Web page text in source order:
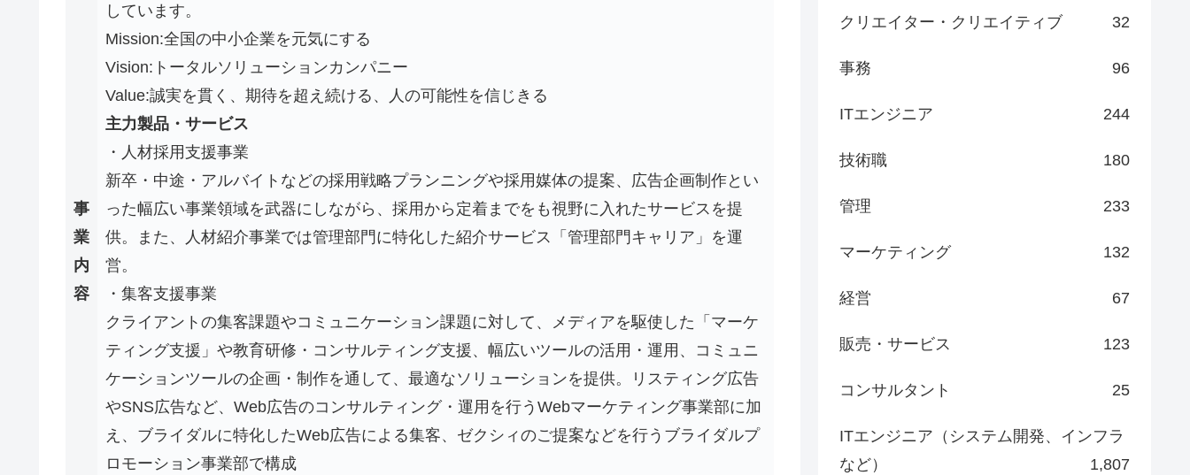
事
業
内
容
しています。
Mission:全国の中小企業を元気にする
Vision:トータルソリューションカンパニー
Value:誠実を貫く、期待を超え続ける、人の可能性を信じきる
主力製品・サービス
・人材採用支援事業
新卒・中途・アルバイトなどの採用戦略プランニングや採用媒体の提案、広告企画制作とい
った幅広い事業領域を武器にしながら、採用から定着までをも視野に入れたサービスを提
供。また、人材紹介事業では管理部門に特化した紹介サービス「管理部門キャリア」を運
営。
・集客支援事業
クライアントの集客課題やコミュニケーション課題に対して、メディアを駆使した「マーケ
ティング支援」や教育研修・コンサルティング支援、幅広いツールの活用・運用、コミュニ
ケーションツールの企画・制作を通して、最適なソリューションを提供。リスティング広告
やSNS広告など、Web広告のコンサルティング・運用を行うWebマーケティング事業部に加
え、ブライダルに特化したWeb広告による集客、ゼクシィのご提案などを行うブライダルプ
ロモーション事業部で構成
クリエイター・クリエイティブ 32
事務 96
ITエンジニア 244
技術職 180
管理 233
マーケティング 132
経営 67
販売・サービス 123
コンサルタント 25
ITエンジニア（システム開発、インフラ
など）
1,807